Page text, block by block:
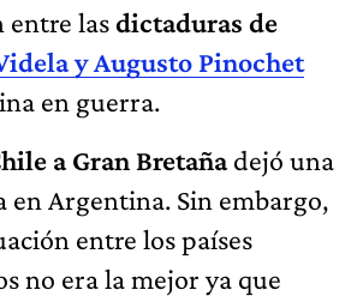
entre lasdictaduras de
y Augusto Pinochet
en guerra.
a Gran Bretañadejó una
en Argentina. Sin embargo,
entre los países
no era la mejor ya que